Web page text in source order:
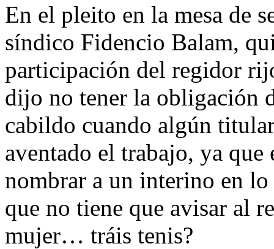
En el pleito en la mesa de
síndico Fidencio Balam,
participación del regidor
dijo no tener la obligación
cabildo cuando algún
aventado el trabajo, ya que
nombrar a un interino en
que no tiene que avisar al
mujer… tráis tenis?